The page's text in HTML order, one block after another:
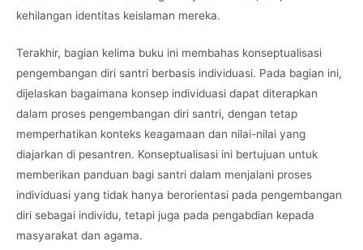
kehilangan identitas keislaman mereka.
Terakhir, bagian kelima buku ini membahas konseptualisasi
pengembangan diri santri berbasis individuasi. Pada bagian ini,
dijelaskan bagaimana konsep individuasi dapat diterapkan
dalam proses pengembangan diri santri, dengan tetap
memperhatikan konteks keagamaan dan nilai-nilai yang
diajarkan di pesantren. Konseptualisasi ini bertujuan untuk
memberikan panduan bagi santri dalam menjalani proses
individuasi yang tidak hanya berorientasi pada pengembangan
diri sebagai individu, tetapi juga pada pengabdian kepada
masyarakat dan agama.